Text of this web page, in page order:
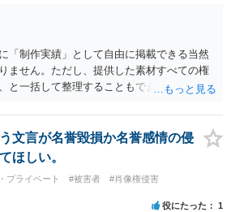
「制作実績」として自由に掲載できる当然
ません。ただし、提供した素材すべての権
と一括して整理することもできません。 ご
ブランド名、文字主体のロゴ、商品情報、
コンセプトなどは、通常、著作物には当た
独自の図形やイラスト等が含まれる場合に
となる可能性があります。 また、人物写真
に関する権利は被写体本人に帰属します
ウェブサイト全体に当然に著作権が生じる
文言が名誉毀損か名誉感情の侵
ほしい。
プライベート #被害者
#肖像権侵害
役にたった 1